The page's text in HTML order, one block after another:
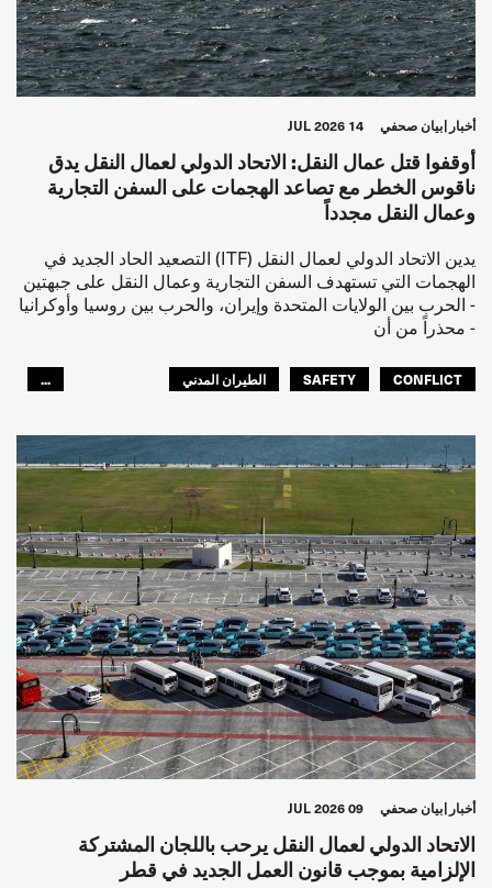
أخبار بيان صحفي 14 JUL 2026
أوقفوا قتل عمال النقل: الاتحاد الدولي لعمال النقل يدق
ناقوس الخطر مع تصاعد الهجمات على السفن التجارية
وعمال النقل مجدداً
يدين الاتحاد الدولي لعمال النقل (ITF) التصعيد الحاد الجديد في
الهجمات التي تستهدف السفن التجارية وعمال النقل على جبهتين
- الحرب بين الولايات المتحدة وإيران، والحرب بين روسيا وأوكرانيا
- محذراً من أن
CONFLICT
SAFETY
الطيران المدني
...
أخبار بيان صحفي 09 JUL 2026
الاتحاد الدولي لعمال النقل يرحب باللجان المشتركة
الإلزامية بموجب قانون العمل الجديد في قطر